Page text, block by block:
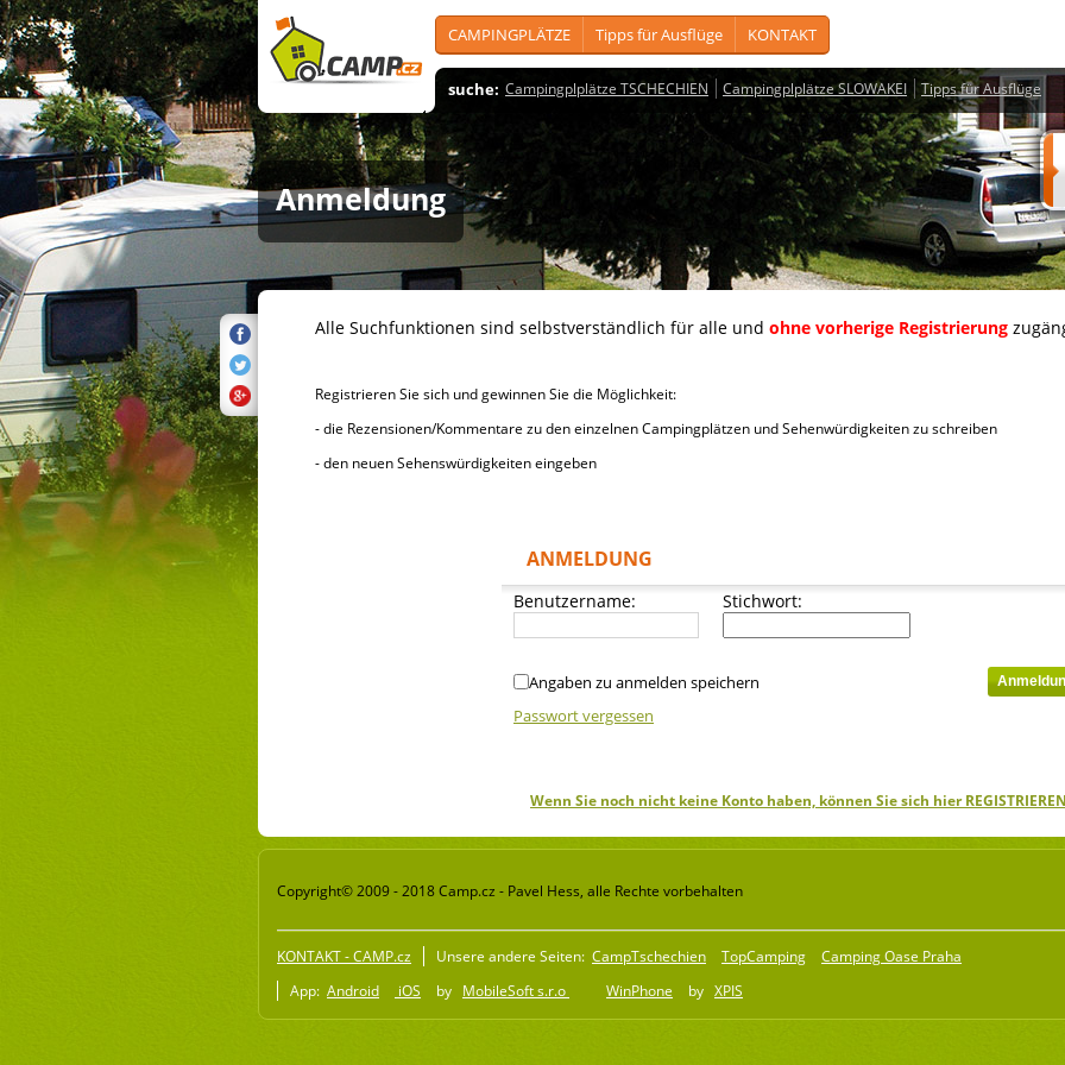
CAMPINGPLÄTZE Tipps für Ausflüge KONTAKT
suche: Campingplplätze TSCHECHIEN Campingplplätze SLOWAKEI Tipps für Ausflüge
Anmeldung
Alle Suchfunktionen sind selbstverständlich für alle und ohne vorherige Registrierung
Registrieren Sie sich und gewinnen Sie die Möglichkeit:
- die Rezensionen/Kommentare zu den einzelnen Campingplätzen und Sehenwürdigkeiten zu schreiben
- den neuen Sehenswürdigkeiten eingeben
ANMELDUNG
Benutzername: Stichwort:
Angaben zu anmelden speichern
Passwort vergessen
Wenn Sie noch nicht keine Konto haben, können Sie sich hier
Copyright© 2009 - 2018 Camp.cz - Pavel Hess, alle Rechte vorbehalten
KONTAKT - CAMP.cz Unsere andere Seiten: CampTschechien TopCamping
Camping Oase Praha
App: Android iOS by MobileSoft s.r.o WinPhone by XPIS